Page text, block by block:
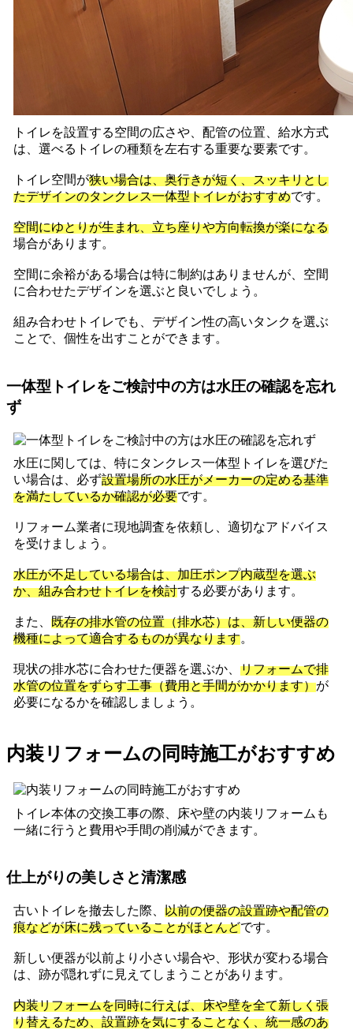
トイレを設置する空間の広さや、配管の位置、給水方式
は、選べるトイレの種類を左右する重要な要素です。
トイレ空間が狭い場合は、奥行きが短く、スッキリとし
たデザインのタンクレス一体型トイレがおすすめです。
空間にゆとりが生まれ、立ち座りや方向転換が楽になる
場合があります。
空間に余裕がある場合は特に制約はありませんが、空間
に合わせたデザインを選ぶと良いでしょう。
組み合わせトイレでも、デザイン性の高いタンクを選ぶ
ことで、個性を出すことができます。
一体型トイレをご検討中の方は水圧の確認を忘れ
ず
水圧に関しては、特にタンクレス一体型トイレを選びた
い場合は、必ず設置場所の水圧がメーカーの定める基準
を満たしているか確認が必要です。
リフォーム業者に現地調査を依頼し、適切なアドバイス
を受けましょう。
水圧が不足している場合は、加圧ポンプ内蔵型を選ぶ
か、組み合わせトイレを検討する必要があります。
また、 既存の排水管の位置（排水芯）は、新しい便器の
機種によって適合するものが異なります。
現状の排水芯に合わせた便器を選ぶか、 リフォームで排
水管の位置をずらす工事（費用と手間がかかります）が
必要になるかを確認しましょう。
内装リフォームの同時施工がおすすめ
トイレ本体の交換工事の際、床や壁の内装リフォームも
一緒に行うと費用や手間の削減ができます。
仕上がりの美しさと清潔感
古いトイレを撤去した際、 以前の便器の設置跡や配管の
痕などが床に残っていることがほとんどです。
新しい便器が以前より小さい場合や、形状が変わる場合
は、跡が隠れずに見えてしまうことがあります。
内装リフォームを同時に行えば、床や壁を全て新しく張
り替えるため、設置跡を気にすることなく、統一感のあ